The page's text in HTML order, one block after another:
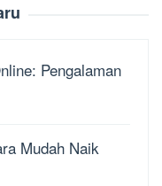
Pengalaman
Mudah Naik